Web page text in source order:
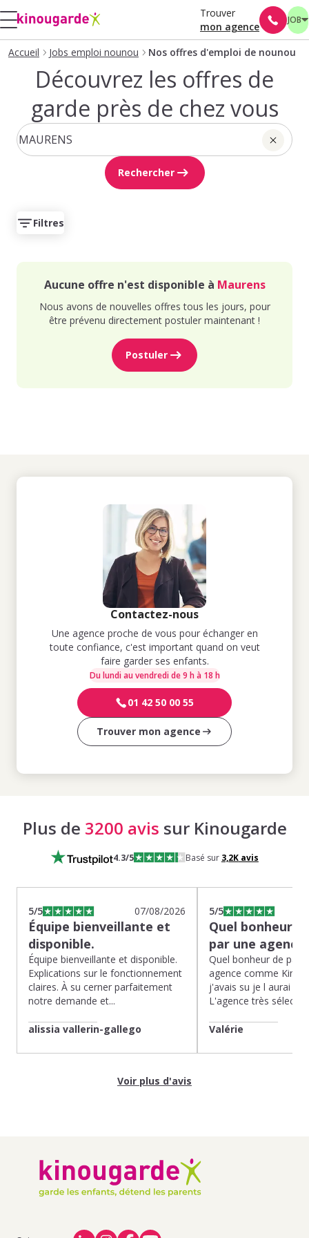
Trouver
mon agence
JOB
Accueil Jobs emploi nounou Nos offres d'emploi de nounou
Découvrez les offres de
garde près de chez vous
Rechercher
Filtres
Aucune offre n'est disponible à Maurens
Nous avons de nouvelles offres tous les jours, pour
être prévenu directement postuler maintenant !
Postuler
Contactez-nous
Une agence proche de vous pour échanger en
toute confiance, c'est important quand on veut
faire garder ses enfants.
Du lundi au vendredi de 9 h à 18 h
01 42 50 00 55
Trouver mon agence
Plus de 3200 avis sur Kinougarde
4.3/5 Basé sur 3,2Kavis
5/5 07/08/2026
Équipe bienveillante et
disponible.
Équipe bienveillante et disponible.
Explications sur le fonctionnement
claires. À su cerner parfaitement
notre demande et...
alissia vallerin-gallego
5/5
Quel bonheur
par une
Quel bonheur de
agence comme
j'avais su je l aurai
L'agence très
Valérie
Voir plus d'avis